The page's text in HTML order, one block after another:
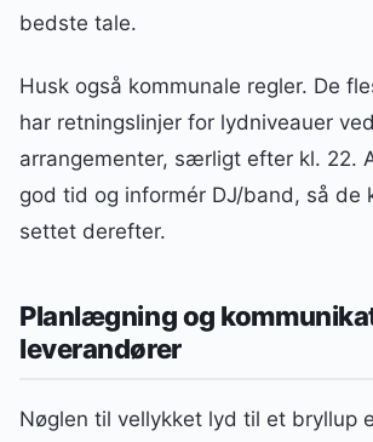
bedste tale.
Husk også kommunale regler. De
har retningslinjer for lydniveauer
arrangementer, særligt efter kl. 22.
god tid og informér DJ/band, så de
settet derefter.
Planlægning og
leverandører
Nøglen til vellykket lyd til et bryllup